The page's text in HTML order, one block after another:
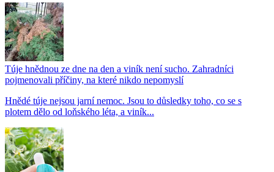
Túje hnědnou ze dne na den a viník není sucho. Zahradníci
pojmenovali příčiny, na které nikdo nepomyslí
Hnědé túje nejsou jarní nemoc. Jsou to důsledky toho, co se s
plotem dělo od loňského léta, a viník...